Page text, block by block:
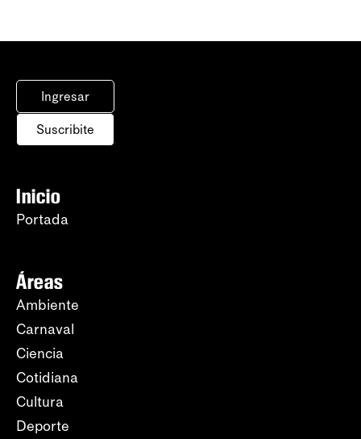
Ingresar
Suscribite
Inicio
Portada
Áreas
Ambiente
Carnaval
Ciencia
Cotidiana
Cultura
Deporte